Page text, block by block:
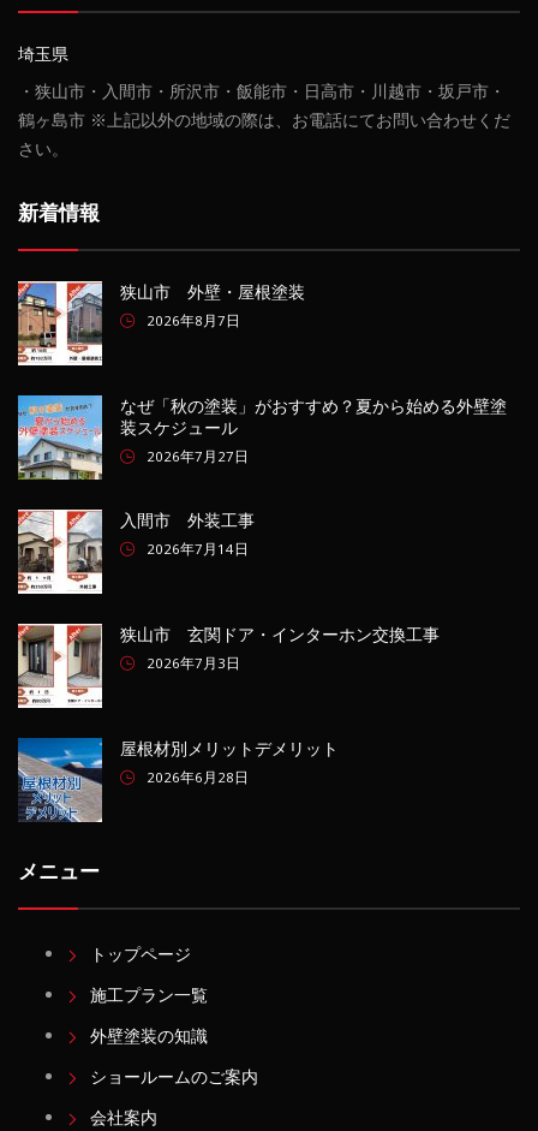
埼玉県
・狭山市・入間市・所沢市・飯能市・日高市・川越市・坂戸市・
鶴ヶ島市 ※上記以外の地域の際は、お電話にてお問い合わせくだ
さい。
新着情報
狭山市 外壁・屋根塗装
2026年8月7日
なぜ「秋の塗装」がおすすめ？夏から始める外壁塗
装スケジュール
2026年7月27日
入間市 外装工事
2026年7月14日
狭山市 玄関ドア・インターホン交換工事
2026年7月3日
屋根材別メリットデメリット
2026年6月28日
メニュー
トップページ
施工プラン一覧
外壁塗装の知識
ショールームのご案内
会社案内